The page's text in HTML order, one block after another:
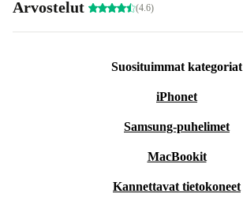
Arvostelut (4.6)
Suosituimmat kategoriat
iPhonet
Samsung-puhelimet
MacBookit
Kannettavat tietokoneet